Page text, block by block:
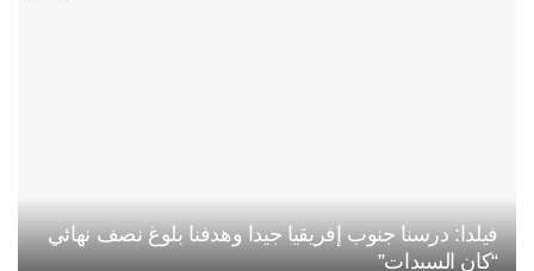
فيلدا: درسنا جنوب إفريقيا جيدا وهدفنا بلوغ نصف نهائي
“كان السيدات”